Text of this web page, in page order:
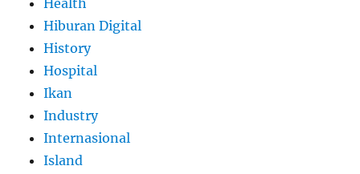
Health
Hiburan Digital
History
Hospital
Ikan
Industry
Internasional
Island